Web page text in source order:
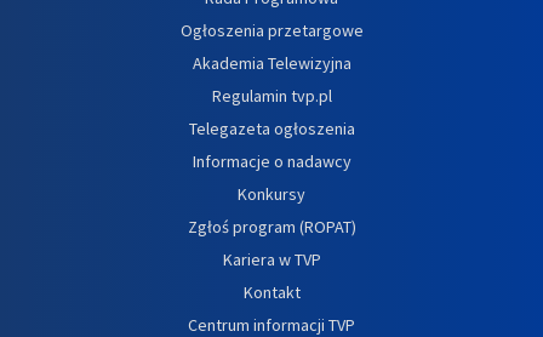
Ogłoszenia przetargowe
Akademia Telewizyjna
Regulamin tvp.pl
Telegazeta ogłoszenia
Informacje o nadawcy
Konkursy
Zgłoś program (ROPAT)
Kariera w TVP
Kontakt
Centrum informacji TVP